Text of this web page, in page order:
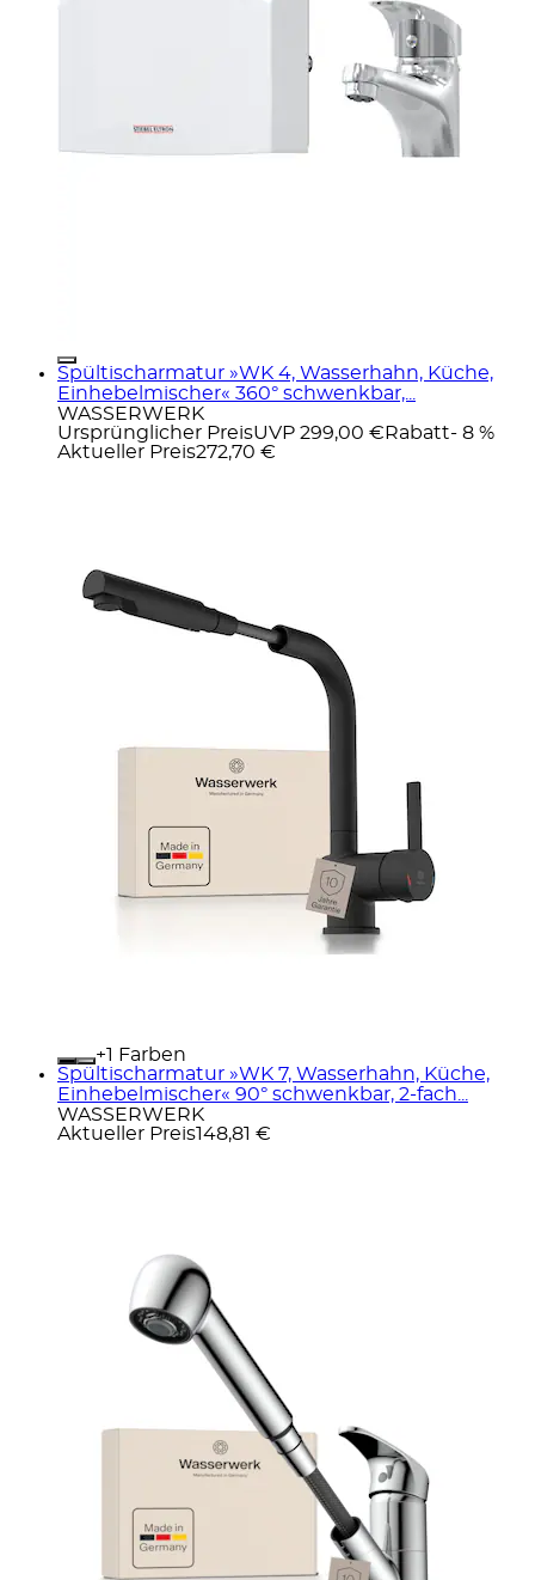
Spültischarmatur »WK 4, Wasserhahn, Küche,
Einhebelmischer« 360° schwenkbar,...
WASSERWERK
Ursprünglicher PreisUVP 299,00 € Rabatt- 8 %
Aktueller Preis272,70 €
+
Farben
Spültischarmatur »WK 7, Wasserhahn, Küche,
Einhebelmischer« 90° schwenkbar, 2-fach...
WASSERWERK
Aktueller Preis148,81 €